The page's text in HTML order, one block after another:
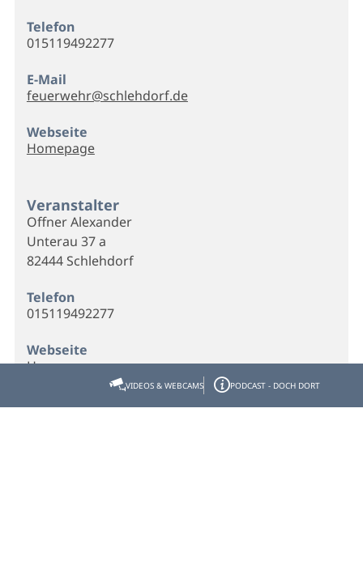
Telefon
015119492277
E-Mail
feuerwehr@schlehdorf.de
Webseite
Homepage
Veranstalter
Offner Alexander
Unterau 37 a
82444 Schlehdorf
Telefon
015119492277
Webseite
Homepage
VIDEOS & WEBCAMS PODCAST - DOCH DORT